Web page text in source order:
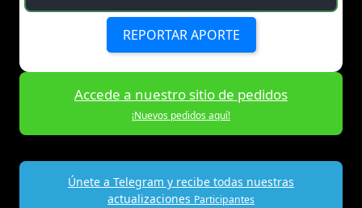
REPORTAR APORTE
Accede a nuestro sitio de pedidos
¡Nuevos pedidos aquí!
Únete a Telegram y recibe todas nuestras
actualizaciones Participantes